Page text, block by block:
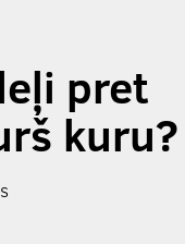
pret
kuru?